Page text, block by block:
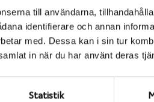
till användarna,
identifierare och annan
med. Dessa kan i sin tur
in när du har använt deras
Statistik
våra däckverkstäder i
När vi byter dina däck ser